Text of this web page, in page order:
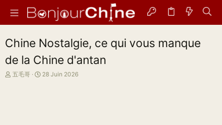
Chine Nostalgie, ce qui vous manque
de la Chine d'antan
A
五毛哥
D
28 Juin 2026